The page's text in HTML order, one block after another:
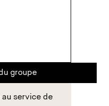
groupe
service de